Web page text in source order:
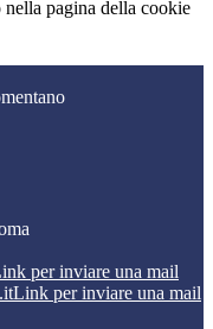
pagina della cookie
per inviare una mail
Link per inviare una mail